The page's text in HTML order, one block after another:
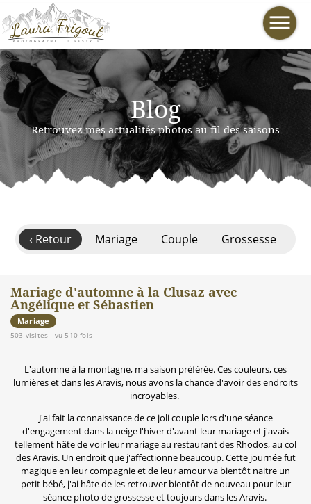
Blog
Retrouvez mes actualités photos au fil des saisons
‹ Retour Mariage Couple Grossesse
Mariage d'automne à la Clusaz avec
Angélique et Sébastien
Mariage
503 visites - vu 510 fois
​L'automne à la montagne, ma saison préférée. Ces couleurs, ces
lumières et dans les Aravis, nous avons la chance d'avoir des endroits
incroyables.
J'ai fait la connaissance de ce joli couple lors d'une séance
d'engagement dans la neige l'hiver d'avant leur mariage et j'avais
tellement hâte de voir leur mariage au restaurant des Rhodos, au col
des Aravis. Un endroit que j'affectionne beaucoup. Cette journée fut
magique en leur compagnie et de leur amour va bientôt naitre un
petit bébé, j'ai hâte de les retrouver bientôt de nouveau pour leur
séance photo de grossesse et toujours dans les Aravis.